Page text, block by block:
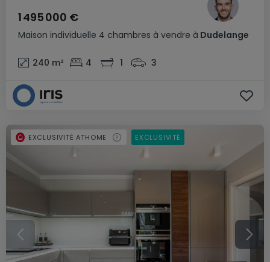
Maison individuelle 4 chambres à vendre à Dudelange
1 495 000 €
240 m² 4 1 3
EXCLUSIVITÉ ATHOME EXCLUSIVITÉ